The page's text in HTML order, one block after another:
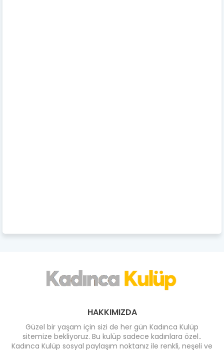
HAKKIMIZDA
Güzel bir yaşam için sizi de her gün Kadınca Kulüp
sitemize bekliyoruz. Bu kulüp sadece kadınlara özel..
Kadınca Kulüp sosyal paylaşım noktanız ile renkli, neşeli ve